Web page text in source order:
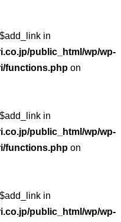
in
public_html/wp/wp-
functions.phpon
in
public_html/wp/wp-
functions.phpon
in
public_html/wp/wp-